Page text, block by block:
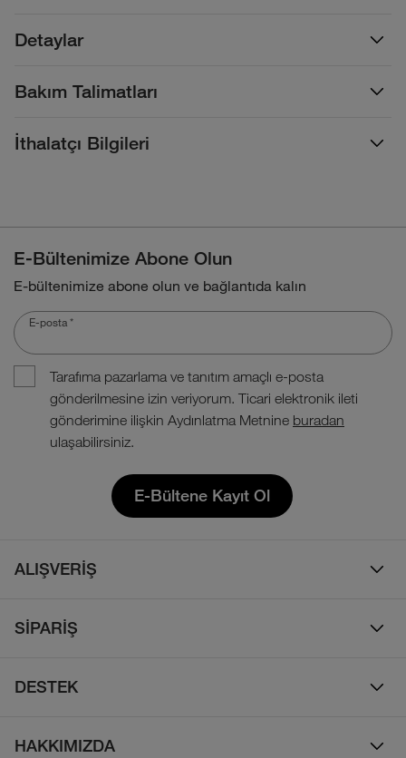
Detaylar
Bakım Talimatları
İthalatçı Bilgileri
E-Bültenimize Abone Olun
E-bültenimize abone olun ve bağlantıda kalın
E-posta *
Tarafıma pazarlama ve tanıtım amaçlı e-posta
gönderilmesine izin veriyorum. Ticari elektronik ileti
gönderimine ilişkin Aydınlatma Metnine buradan
ulaşabilirsiniz.
E-Bültene Kayıt Ol
ALIŞVERİŞ
Çocuk
SİPARİŞ
İade Politikası
DESTEK
HAKKIMIZDA